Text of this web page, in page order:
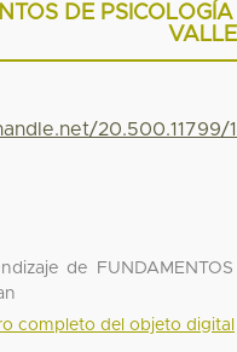
DE
20.500.11799/
de
completo del objeto digital